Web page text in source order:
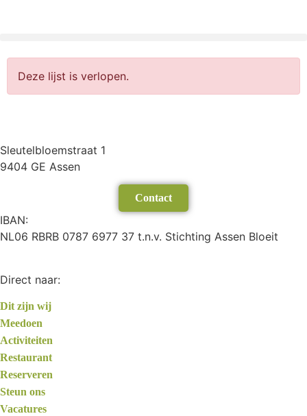
Deze lijst is verlopen.
Sleutelbloemstraat 1
9404 GE Assen
Contact
IBAN:
NL06 RBRB 0787 6977 37 t.n.v. Stichting Assen Bloeit
Direct naar:
Dit zijn wij
Meedoen
Activiteiten
Restaurant
Reserveren
Steun ons
Vacatures